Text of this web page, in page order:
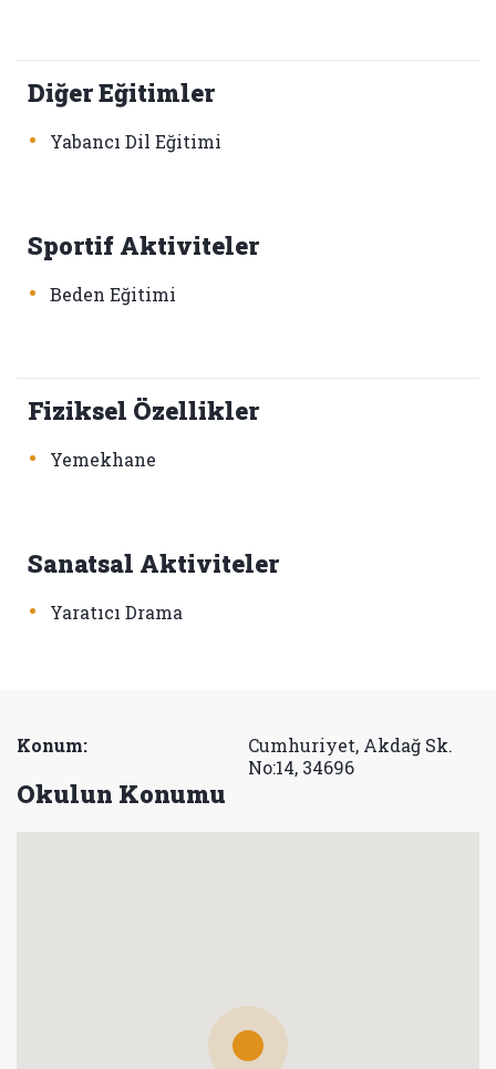
Diğer Eğitimler
• Yabancı Dil Eğitimi
Sportif Aktiviteler
• Beden Eğitimi
Fiziksel Özellikler
• Yemekhane
Sanatsal Aktiviteler
• Yaratıcı Drama
Konum:
Cumhuriyet, Akdağ Sk.
No:14, 34696
Okulun Konumu